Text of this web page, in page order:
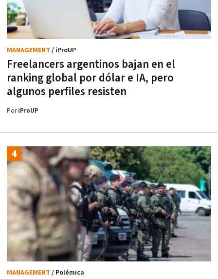
Freelancers argentinos bajan en el
ranking global por dólar e IA, pero
algunos perfiles resisten
MANAGEMENT / iProUP
PoriProUP
MANAGEMENT / Polémica